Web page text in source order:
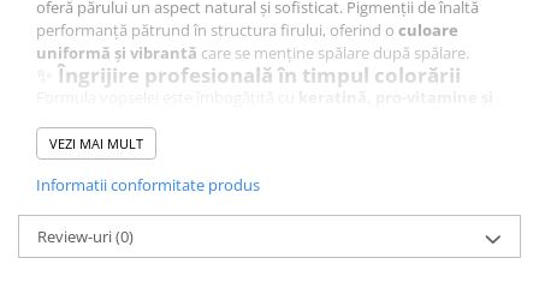
Ingrijire Personala
Creme de Maini
Deodorante si Antiperspirante
Deodorant Barbati
Deodorant Dama
Deodorant Unisex
oferă părului un aspect natural și sofisticat. Pigmenții de înaltă
performanță pătrund în structura firului, oferind o culoare
uniformă și vibrantă care se menține spălare după spălare.
✨Îngrijire profesională în timpul colorării
procesului de colorare. Firele de păr devin mai moi, mai elastice și
strălucitoare, cu o textură mătăsoasă și sănătoasă.
💯Beneficii principale:
Șaten ciocolatiu intens, cu reflexe calde naturale;
Acoperire completă a firelor albe;
Culoare uniformă și durabilă;
VEZI MAI MULT
Informatii conformitate produs
Review-uri(0)